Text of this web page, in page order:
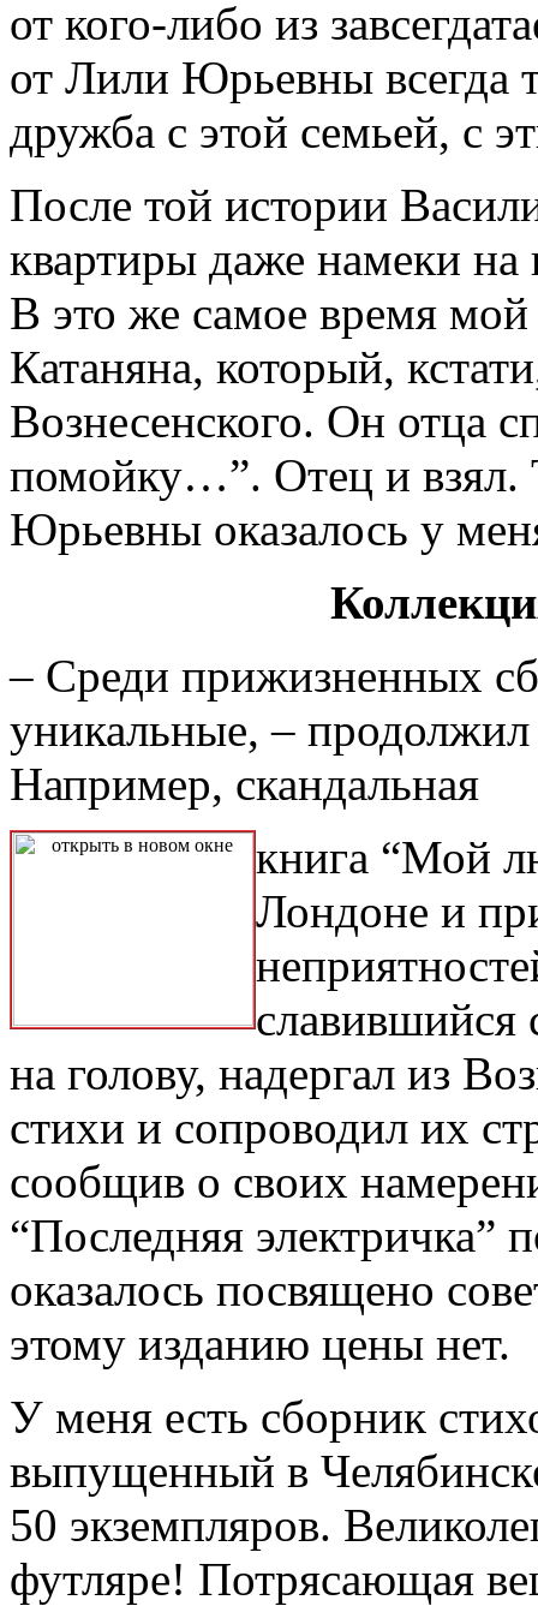
от кого-либо из
от Лили Юрьевны всегда
дружба с этой семьей, с
После той истории
квартиры даже намеки
В это же самое время мой
Катаняна, который,
Вознесенского. Он отца
помойку…”. Отец и взял.
Юрьевны оказалось у
– Среди прижизненных
уникальные, –
Например, скандальная
книга “Мой
Лондоне и
славившийся
на голову, надергал из
стихи и сопроводил их
сообщив о своих
“Последняя электричка”
оказалось посвящено
этому изданию цены нет.
У меня есть сборник
выпущенный в
50 экземпляров.
футляре! Потрясающая